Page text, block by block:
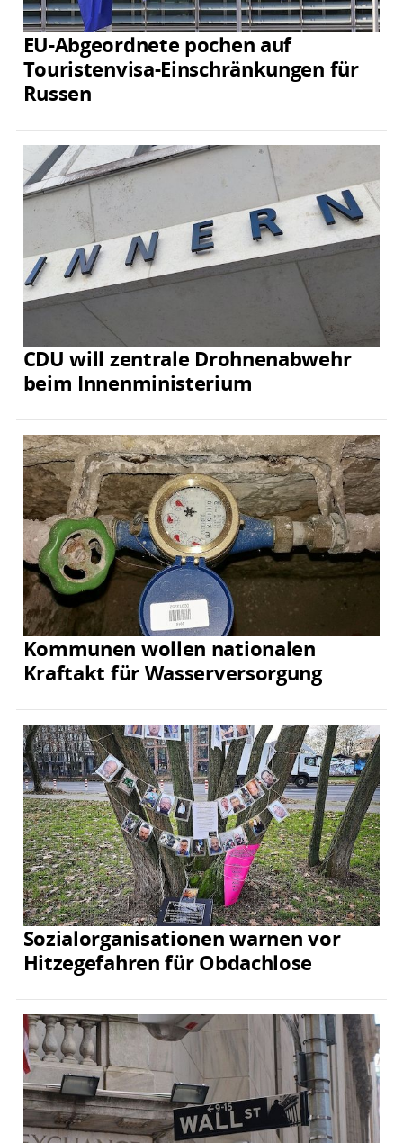
EU-Abgeordnete pochen auf
Touristenvisa-Einschränkungen für
Russen
CDU will zentrale Drohnenabwehr
beim Innenministerium
Kommunen wollen nationalen
Kraftakt für Wasserversorgung
Sozialorganisationen warnen vor
Hitzegefahren für Obdachlose